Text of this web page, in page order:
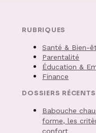
RUBRIQUES
Santé & Bien-
Parentalité
Éducation &
Finance
DOSSIERS RÉCENTS
Babouche
forme, les
confort